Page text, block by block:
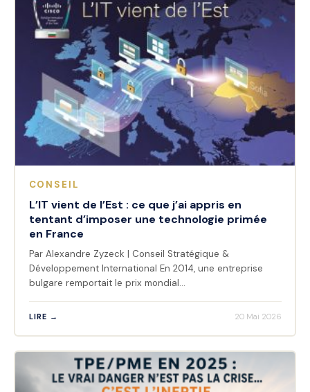
CONSEIL
L’IT vient de l’Est : ce que j’ai appris en
tentant d’imposer une technologie primée
en France
Par Alexandre Zyzeck | Conseil Stratégique &
Développement International En 2014, une entreprise
bulgare remportait le prix mondial…
LIRE → 20 Mai 2026